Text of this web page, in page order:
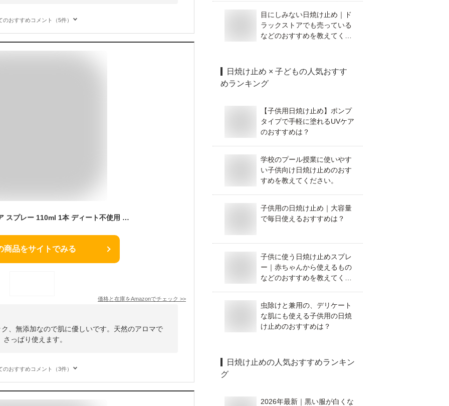
のおすすめコメント（5件）
アロベビー アウトドア スプレー 110ml 1本 ディート不使用 無添加 国産 オーガニック 赤ちゃん こども
商品をサイトでみる
価格と在庫をAmazonでチェック >>
、無添加なので肌に優しいです。天然のアロマで
っぱり使えます。
のおすすめコメント（3件）
目にしみない日焼け止め｜ド
ラックストアでも売っている
などのおすすめを教えてくだ
日焼け止め × 子どもの人気おすす
めランキング
【子供用日焼け止め】ポンプ
タイプで手軽に塗れるUVケア
のおすすめは？
学校のプール授業に使いやす
い子供向け日焼け止めのおす
すめを教えてください。
子供用の日焼け止め｜大容量
で毎日使えるおすすめは？
子供に使う日焼け止めスプレ
ー｜赤ちゃんから使えるもの
などのおすすめを教えてくだ
虫除けと兼用の、デリケート
な肌にも使える子供用の日焼
け止めのおすすめは？
日焼け止めの人気おすすめランキン
グ
2026年最新｜黒い服が白くな